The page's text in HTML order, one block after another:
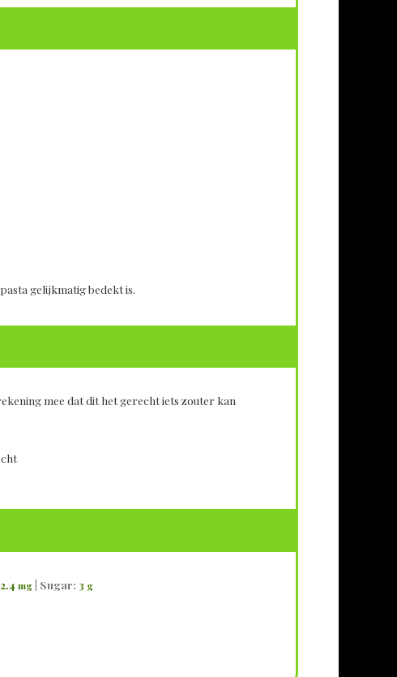
gelijkmatig bedekt is.
mee dat dit het gerecht iets zouter kan
2.4 mg| Sugar: 3 g